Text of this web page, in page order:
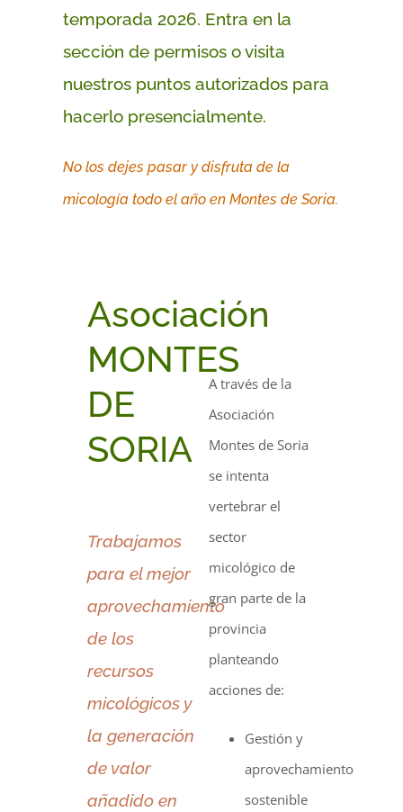
temporada 2026. Entra en la
sección de permisos o visita
nuestros puntos autorizados para
hacerlo presencialmente.
No los dejes pasar y disfruta de la
micología todo el año en Montes de Soria.
Asociación
MONTES
DE
SORIA
Trabajamos
para el mejor
aprovechamiento
de los
recursos
micológicos y
la generación
de valor
añadido en
A través de la
Asociación
Montes de Soria
se intenta
vertebrar el
sector
micológico de
gran parte de la
provincia
planteando
acciones de:
Gestión y
aprovechamiento
sostenible